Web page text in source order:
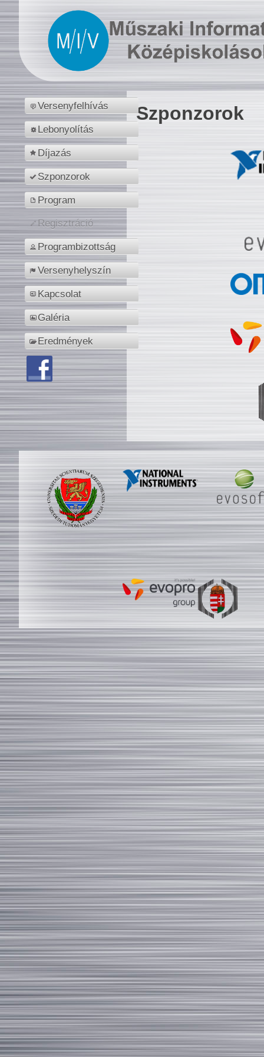
Versenyfelhívás
Lebonyolítás
Díjazás
Szponzorok
Program
Regisztráció
Programbizottság
Versenyhelyszín
Kapcsolat
Galéria
Eredmények
Szponzorok